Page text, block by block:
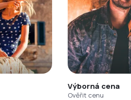
Výborná cena
Ověřit cenu